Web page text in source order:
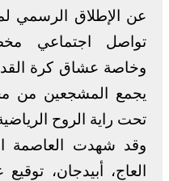
تواصل اجتماعي
وخاصة عشاق كرة
يجمع المشجعين من
تحت راية الروح
وقد شهدت العاصمة
العاج، أبيدجان،